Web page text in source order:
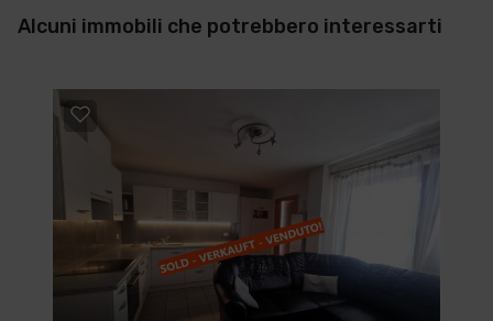
Alcuni immobili che potrebbero interessarti